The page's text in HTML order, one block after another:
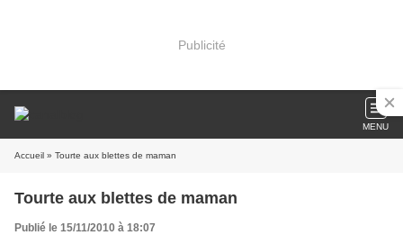
Publicité
MENU
Accueil » Tourte aux blettes de maman
Tourte aux blettes de maman
Publié le 15/11/2010 à 18:07